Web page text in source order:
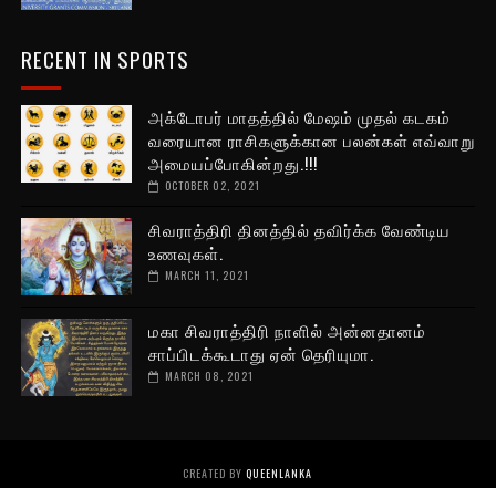
RECENT IN SPORTS
அக்டோபர் மாதத்தில் மேஷம் முதல் கடகம்
வரையான ராசிகளுக்கான பலன்கள் எவ்வாறு
அமையப்போகின்றது.!!!
OCTOBER 02, 2021
சிவராத்திரி தினத்தில் தவிர்க்க வேண்டிய
உணவுகள்.
MARCH 11, 2021
மகா சிவராத்திரி நாளில் அன்னதானம்
சாப்பிடக்கூடாது ஏன் தெரியுமா.
MARCH 08, 2021
CREATED BYQUEENLANKA